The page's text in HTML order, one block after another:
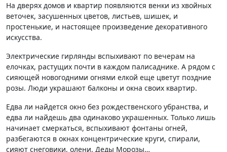
На дверях домов и квартир появляются венки из хвойных
веточек, засушенных цветов, листьев, шишек, и
простенькие, и настоящее произведение декоративного
искусства.
Электрические гирлянды вспыхивают по вечерам на
елочках, растущих почти в каждом палисаднике. А рядом с
сияющей новогодними огнями елкой еще цветут поздние
розы. Люди украшают балконы и окна своих квартир.
Едва ли найдется окно без рождественского убранства, и
едва ли найдешь два одинаково украшенных. Только лишь
начинает смеркаться, вспыхивают фонтаны огней,
разбегаются в окнах концентрические круги, спирали,
сияют снеговики, олени, Деды Морозы…